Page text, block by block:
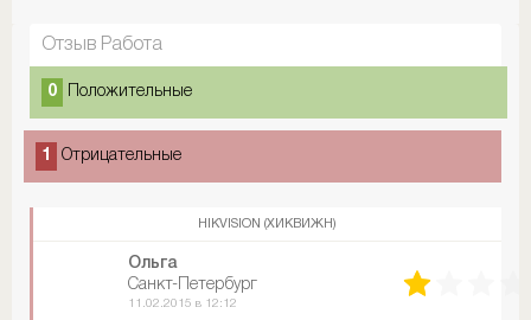
Отзыв Работа
0 Положительные
1 Отрицательные
HIKVISION (ХИКВИЖН)
Ольга
Санкт-Петербург
11.02.2015 в 12:12